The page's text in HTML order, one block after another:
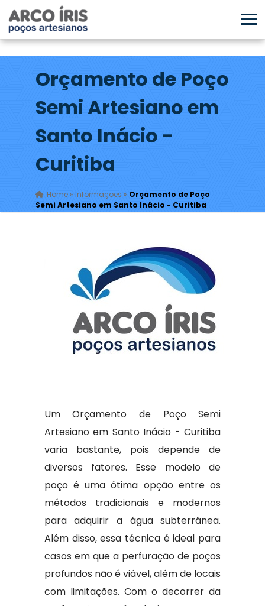
Orçamento de Poço
Semi Artesiano em
Santo Inácio -
Curitiba
Home» Informações » Orçamento de Poço
Semi Artesiano em Santo Inácio - Curitiba
Um Orçamento de Poço Semi
Artesiano em Santo Inácio - Curitiba
varia bastante, pois depende de
diversos fatores. Esse modelo de
poço é uma ótima opção entre os
métodos tradicionais e modernos
para adquirir a água subterrânea.
Além disso, essa técnica é ideal para
casos em que a perfuração de poços
profundos não é viável, além de locais
com limitações. Com o decorrer da